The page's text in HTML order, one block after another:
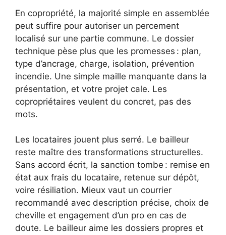
En copropriété, la majorité simple en assemblée
peut suffire pour autoriser un percement
localisé sur une partie commune. Le dossier
technique pèse plus que les promesses : plan,
type d’ancrage, charge, isolation, prévention
incendie. Une simple maille manquante dans la
présentation, et votre projet cale. Les
copropriétaires veulent du concret, pas des
mots.
Les locataires jouent plus serré. Le bailleur
reste maître des transformations structurelles.
Sans accord écrit, la sanction tombe : remise en
état aux frais du locataire, retenue sur dépôt,
voire résiliation. Mieux vaut un courrier
recommandé avec description précise, choix de
cheville et engagement d’un pro en cas de
doute. Le bailleur aime les dossiers propres et